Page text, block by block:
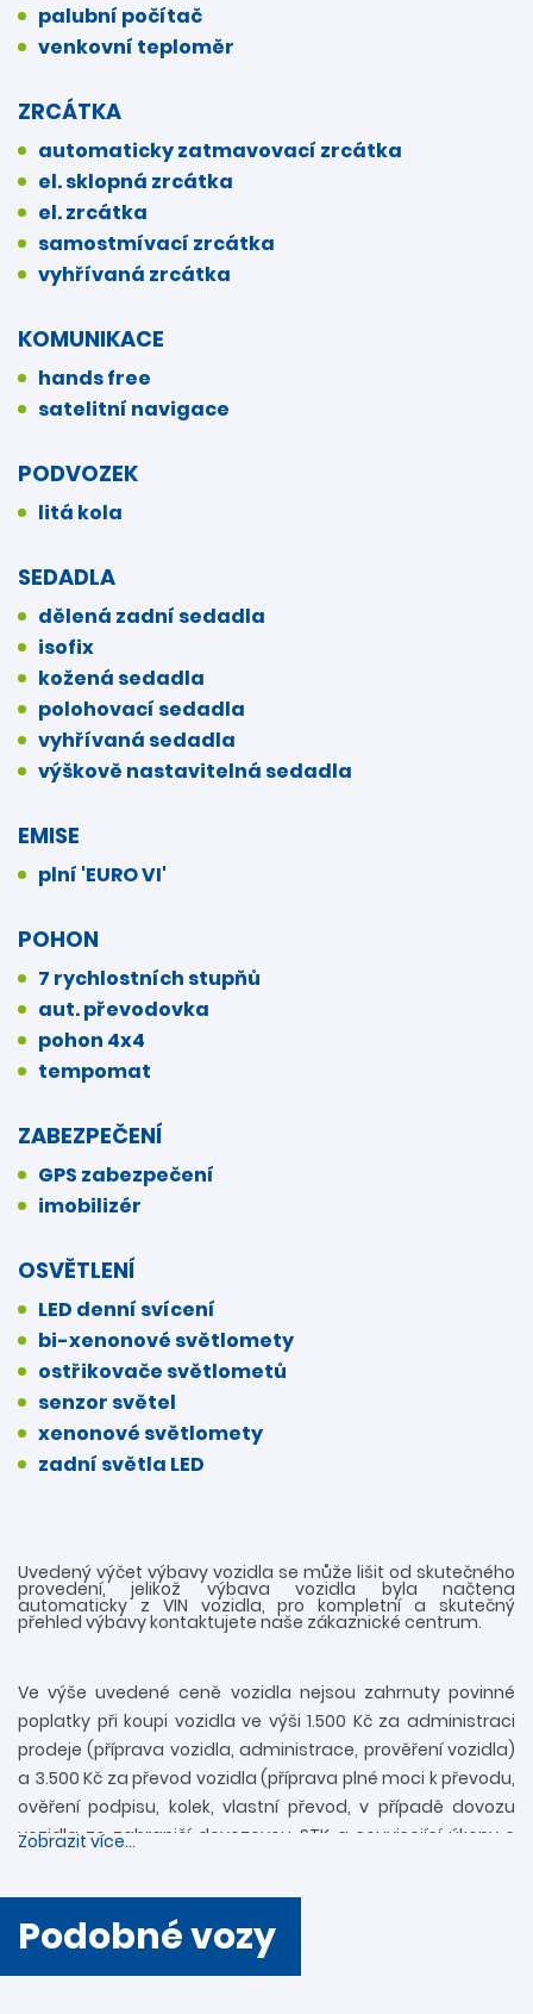
palubní počítač
venkovní teploměr
ZRCÁTKA
automaticky zatmavovací zrcátka
el. sklopná zrcátka
el. zrcátka
samostmívací zrcátka
vyhřívaná zrcátka
KOMUNIKACE
hands free
satelitní navigace
PODVOZEK
litá kola
SEDADLA
dělená zadní sedadla
isofix
kožená sedadla
polohovací sedadla
vyhřívaná sedadla
výškově nastavitelná sedadla
EMISE
plní 'EURO VI'
POHON
7 rychlostních stupňů
aut. převodovka
pohon 4x4
tempomat
ZABEZPEČENÍ
GPS zabezpečení
imobilizér
OSVĚTLENÍ
LED denní svícení
bi-xenonové světlomety
ostřikovače světlometů
senzor světel
xenonové světlomety
zadní světla LED
Uvedený výčet výbavy vozidla se může lišit od skutečného
provedení, jelikož výbava vozidla byla načtena
automaticky z VIN vozidla, pro kompletní a skutečný
přehled výbavy kontaktujete naše zákaznické centrum.
Ve výše uvedené ceně vozidla nejsou zahrnuty povinné
poplatky při koupi vozidla ve výši 1.500 Kč za administraci
prodeje (příprava vozidla, administrace, prověření vozidla)
a 3.500 Kč za převod vozidla (příprava plné moci k převodu,
ověření podpisu, kolek, vlastní převod, v případě dovozu
vozidla ze zahraničí dovozovou STK a související úkony s
prostřednictvím zákaznické linky 739 34 34 34 či přímo v
provozovně. Nejedná se o návrh na uzavření smlouvy
(nabídky) ve smyslu § 1731 a § 1732 zákona č. 89/2012 Sb.,
Občanského zákoníku. Společnost DAVO CAR s.r.o. si
Zobrazit více...
Podobné vozy